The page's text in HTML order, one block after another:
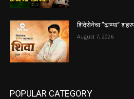
शिंदेसेनेचा “ढाण्या”
August 7, 2026
POPULAR CATEGORY